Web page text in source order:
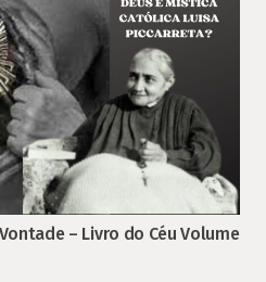
– Livro do Céu Volume